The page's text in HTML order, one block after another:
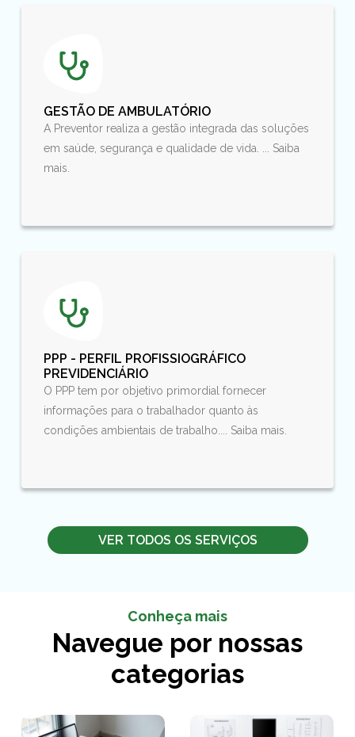
GESTÃO DE AMBULATÓRIO
A Preventor realiza a gestão integrada das soluções
em saúde, segurança e qualidade de vida. ... Saiba
mais.
PPP - PERFIL PROFISSIOGRÁFICO
PREVIDENCIÁRIO
O PPP tem por objetivo primordial fornecer
informações para o trabalhador quanto às
condições ambientais de trabalho.... Saiba mais.
VER TODOS OS SERVIÇOS
Conheça mais
Navegue por nossas
categorias